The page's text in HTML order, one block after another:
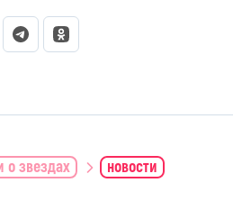
о звездах новости